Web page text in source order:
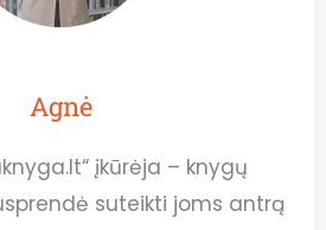
Agnė
įkūrėja – knygų
suteikti joms antrą